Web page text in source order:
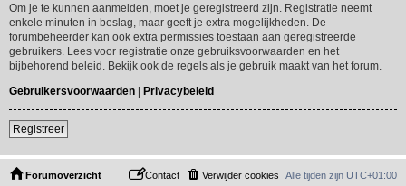
Om je te kunnen aanmelden, moet je geregistreerd zijn. Registratie neemt
enkele minuten in beslag, maar geeft je extra mogelijkheden. De
forumbeheerder kan ook extra permissies toestaan aan geregistreerde
gebruikers. Lees voor registratie onze gebruiksvoorwaarden en het
bijbehorend beleid. Bekijk ook de regels als je gebruik maakt van het forum.
Gebruikersvoorwaarden | Privacybeleid
Registreer
Forumoverzicht Alle tijden zijn UTC+01:00
Verwijder cookies
Contact